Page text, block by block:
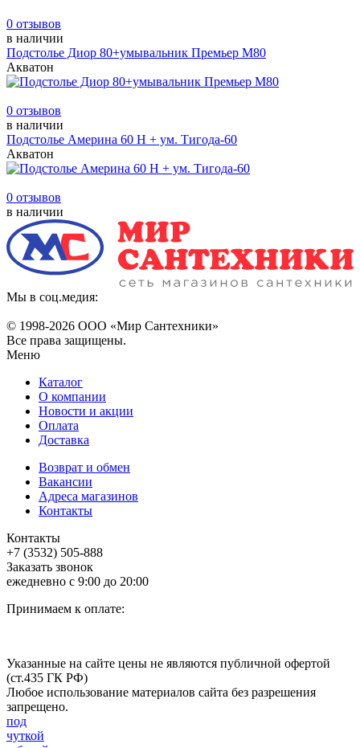
0 отзывов
в наличии
Подстолье Диор 80+умывальник Премьер М80
Акватон
0 отзывов
в наличии
Подстолье Америна 60 Н + ум. Тигода-60
Акватон
0 отзывов
в наличии
Мы в соц.медия:
© 1998-2026 ООО «Мир Сантехники»
Все права защищены.
Меню
Каталог
О компании
Новости и акции
Оплата
Доставка
Возврат и обмен
Вакансии
Адреса магазинов
Контакты
Контакты
+7 (3532) 505-888
Заказать звонок
ежедневно с 9:00 до 20:00
Принимаем к оплате:
Указанные на сайте цены не являются публичной офертой
(ст.435 ГК РФ)
Любое использование материалов сайта без разрешения
запрещено.
под
чуткой